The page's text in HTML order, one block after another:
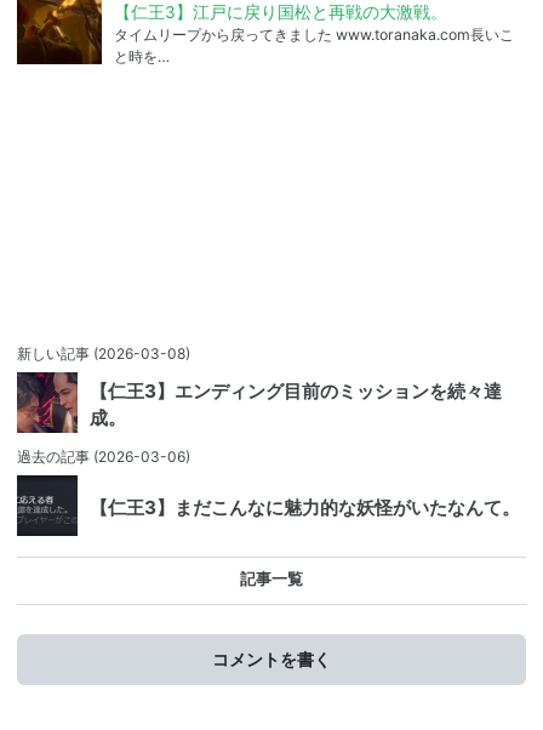
【仁王3】江戸に戻り国松と再戦の大激戦。
タイムリープから戻ってきました www.toranaka.com長いこ
と時を…
新しい記事 (2026-03-08)
【仁王3】エンディング目前のミッションを続々達
成。
過去の記事 (2026-03-06)
【仁王3】まだこんなに魅力的な妖怪がいたなんて。
記事一覧
コメントを書く